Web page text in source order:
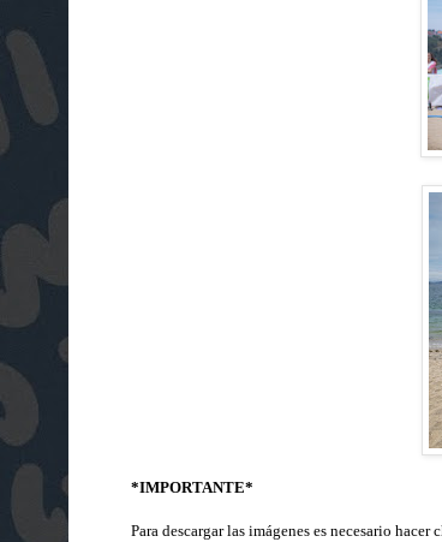
*IMPORTANTE*
Para descargar las imágenes es necesario